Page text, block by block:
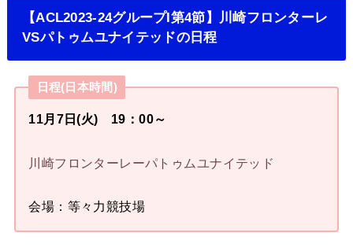
【ACL2023-24グループI第4節】川崎フロンターレ
VSパトゥムユナイテッドの日程
日程(日本時間)
11月7日(火) 19：00～
川崎フロンターレーパトゥムユナイテッド
会場：等々力競技場